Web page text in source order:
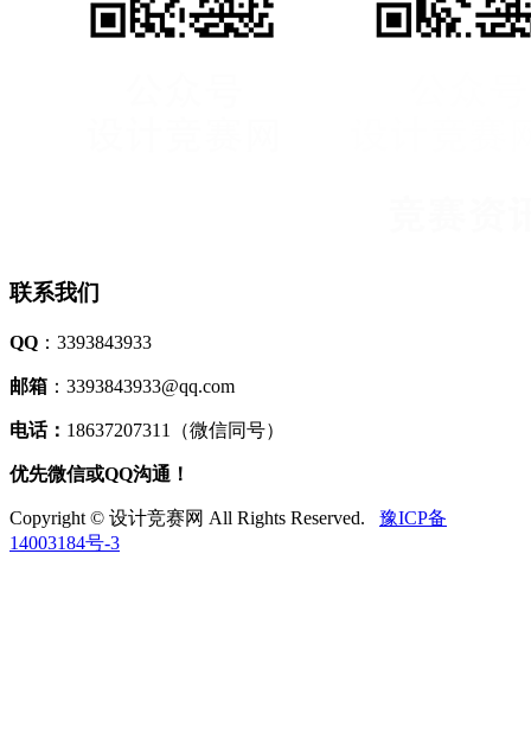
联系我们
QQ ：3393843933
邮箱 ：3393843933@qq.com
电话： 18637207311（微信同号）
优先微信或QQ沟通！
Copyright © 设计竞赛网 All Rights Reserved.
豫ICP备
14003184号-3